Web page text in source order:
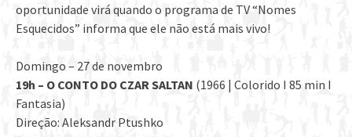
oportunidade virá quando o programa de TV “Nomes
Esquecidos” informa que ele não está mais vivo!
Domingo – 27 de novembro
19h – O CONTO DO CZAR SALTAN (1966 | Colorido I 85 min I
Fantasia)
Direção: Aleksandr Ptushko